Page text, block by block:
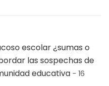
escolar ¿sumas o
las sospechas de
educativa - 16